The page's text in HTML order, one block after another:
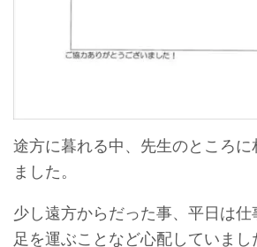
途方に暮れる中、先生のところに
ました。
少し遠方からだった事、平日は仕
足を運ぶことなど心配していま